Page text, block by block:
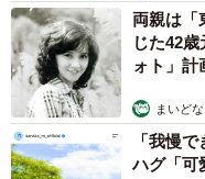
両親は
じた42
ォト」
まいど
「我慢
ハグ「可